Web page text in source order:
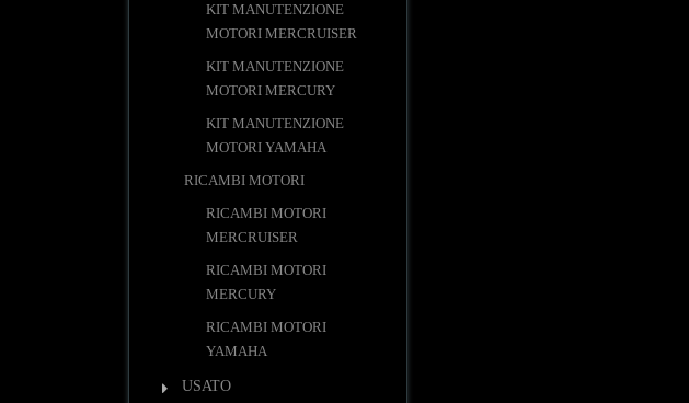
KIT MANUTENZIONE
MOTORI MERCRUISER
KIT MANUTENZIONE
MOTORI MERCURY
KIT MANUTENZIONE
MOTORI YAMAHA
RICAMBI MOTORI
RICAMBI MOTORI
MERCRUISER
RICAMBI MOTORI
MERCURY
RICAMBI MOTORI
YAMAHA
USATO